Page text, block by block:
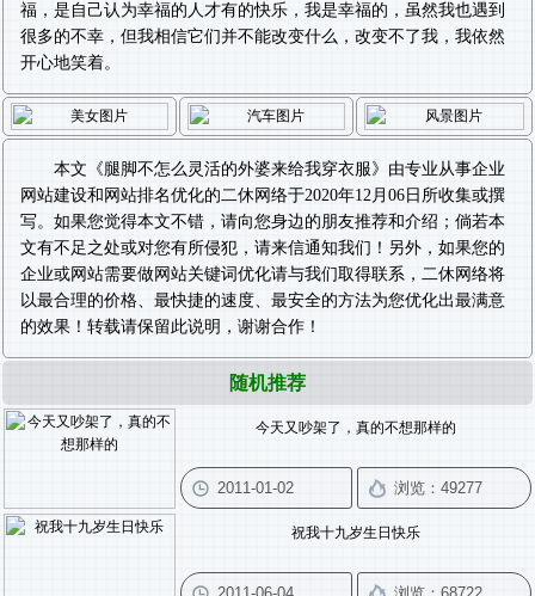
福，是自己认为幸福的人才有的快乐，我是幸福的，虽然我也遇到
很多的不幸，但我相信它们并不能改变什么，改变不了我，我依然
开心地笑着。
本文《腿脚不怎么灵活的外婆来给我穿衣服》由专业从事企业
网站建设和 网站排名优化的二休网络于2020年12月06日所收集或撰
写。如果您觉得本文不错，请向您身边的朋友推荐和介绍；倘若本
文有不足之处或对您有所侵犯，请来信通知我们！另外，如果您的
企业或网站需要做网站关键词优化请与我们取得联系，二休网络将
以最合理的价格、最快捷的速度、最安全的方法为您优化出最满意
的效果！转载请保留此说明，谢谢合作！
随机推荐
今天又吵架了，真的不想那样的
祝我十九岁生日快乐